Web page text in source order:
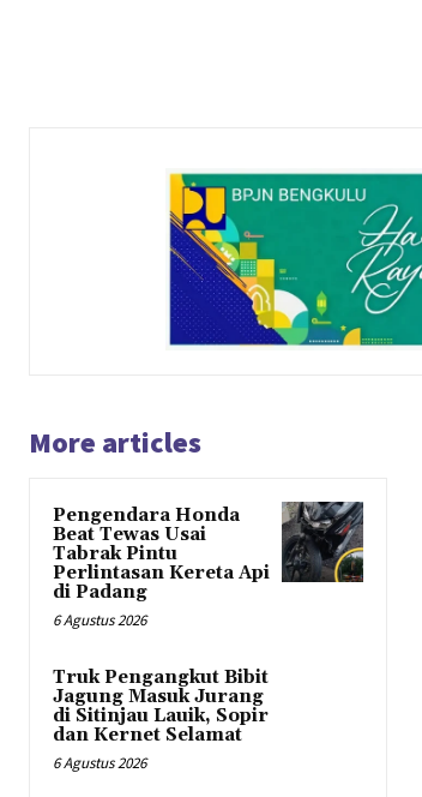
More articles
Pengendara Honda
Beat Tewas Usai
Tabrak Pintu
Perlintasan Kereta Api
di Padang
6 Agustus 2026
Truk Pengangkut Bibit
Jagung Masuk Jurang
di Sitinjau Lauik, Sopir
dan Kernet Selamat
6 Agustus 2026